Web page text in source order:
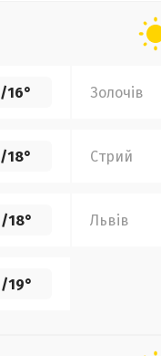
/16° Золочів
/18° Стрий
/18° Львів
/19°